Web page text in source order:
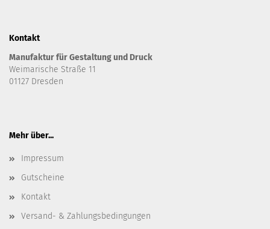
Kontakt
Manufaktur für Gestaltung und Druck
Weimarische Straße 11
01127 Dresden
Mehr über...
Impressum
Gutscheine
Kontakt
Versand- & Zahlungsbedingungen